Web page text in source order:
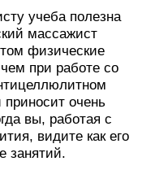
учеба полезна
массажист
физические
при работе со
очень
вы, работая с
видите как его
занятий.